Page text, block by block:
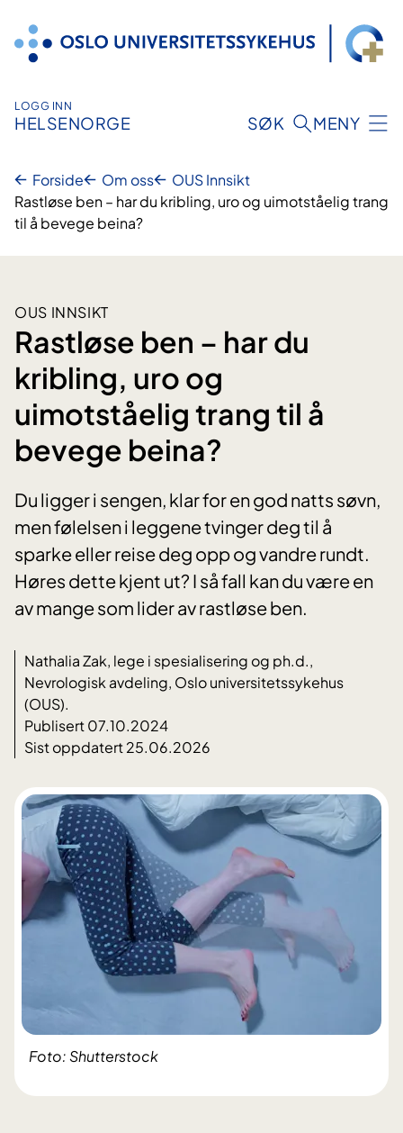
innhold
LOGG INN
HELSENORGE SØK MENY
Forside Om oss
OUS Innsikt
Rastløse ben – har du kribling, uro og uimotståelig trang
til å bevege beina?
OUS INNSIKT
Rastløse ben – har du
kribling, uro og
uimotståelig trang til å
bevege beina?
Du ligger i sengen, klar for en god natts søvn,
men følelsen i leggene tvinger deg til å
sparke eller reise deg opp og vandre rundt.
Høres dette kjent ut? I så fall kan du være en
av mange som lider av rastløse ben.
Nathalia Zak, lege i spesialisering og ph.d.,
Nevrologisk avdeling, Oslo universitetssykehus
(OUS).
Publisert 07.10.2024
Sist oppdatert 25.06.2026
Foto: Shutterstock